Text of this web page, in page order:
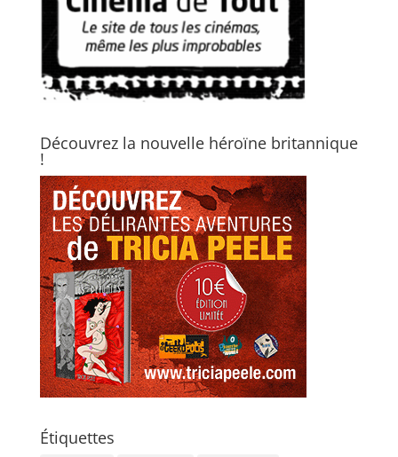
Découvrez la nouvelle héroïne britannique
!
Étiquettes